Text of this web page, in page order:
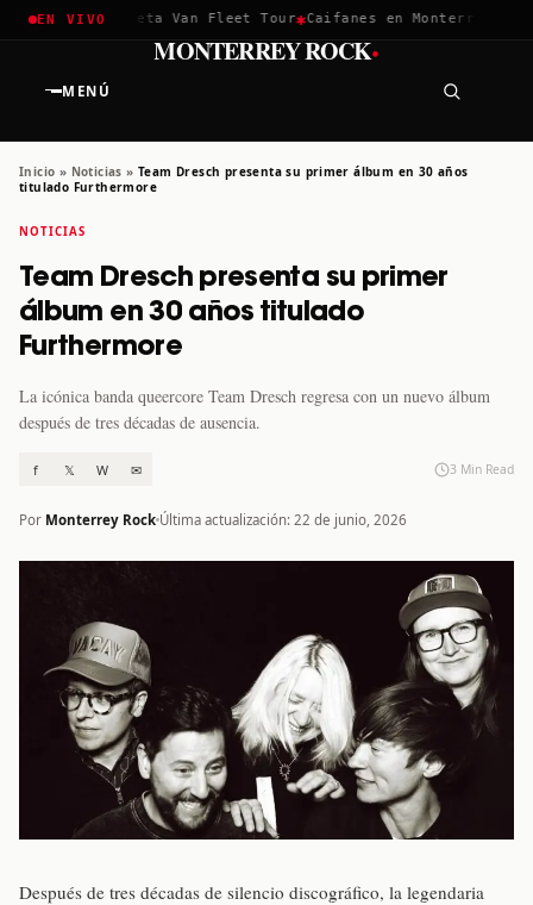
EN VIVO
2026 ✱Greta Van Fleet Tour✱Caifanes en Monterrey · 12
MENÚ
MONTERREY ROCK·
Inicio » Noticias » Team Dresch presenta su primer álbum en 30 años
titulado Furthermore
NOTICIAS
Team Dresch presenta su primer
álbum en 30 años titulado
Furthermore
La icónica banda queercore Team Dresch regresa con un nuevo álbum
después de tres décadas de ausencia.
f 𝕏 W ✉ 3 Min Read
Por Monterrey Rock Última actualización: 22 de junio, 2026
Después de tres décadas de silencio discográfico, la legendaria